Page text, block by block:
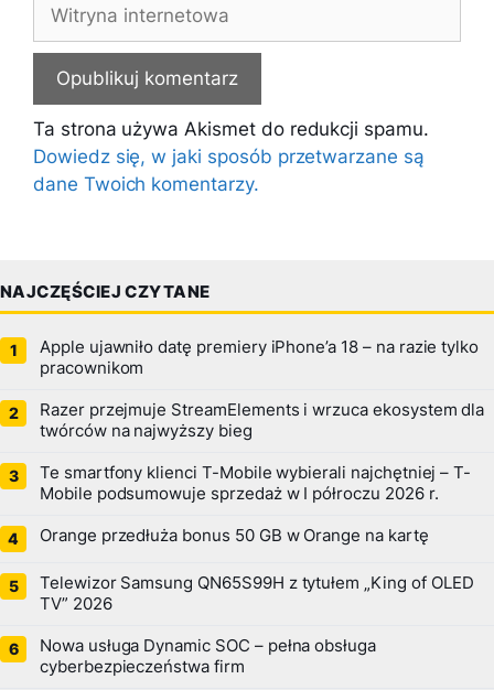
internetowa
Ta strona używa Akismet do redukcji spamu.
Dowiedz się, w jaki sposób przetwarzane są
dane Twoich komentarzy.
NAJCZĘŚCIEJ CZYTANE
Apple ujawniło datę premiery iPhone’a 18 – na razie tylko
pracownikom
Razer przejmuje StreamElements i wrzuca ekosystem dla
twórców na najwyższy bieg
Te smartfony klienci T-Mobile wybierali najchętniej – T-
Mobile podsumowuje sprzedaż w I półroczu 2026 r.
Orange przedłuża bonus 50 GB w Orange na kartę
Telewizor Samsung QN65S99H z tytułem „King of OLED
TV” 2026
Nowa usługa Dynamic SOC – pełna obsługa
cyberbezpieczeństwa firm